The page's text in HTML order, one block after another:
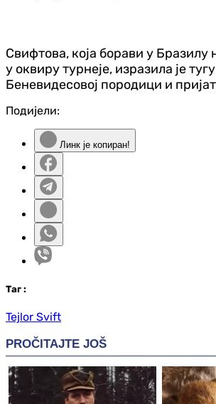
Свифтова, која борави у Бразилу
у оквиру турнеје, изразила је
Беневидесовој породици и
Подијели:
Линк је копиран!
Таг :
Tejlor Svift